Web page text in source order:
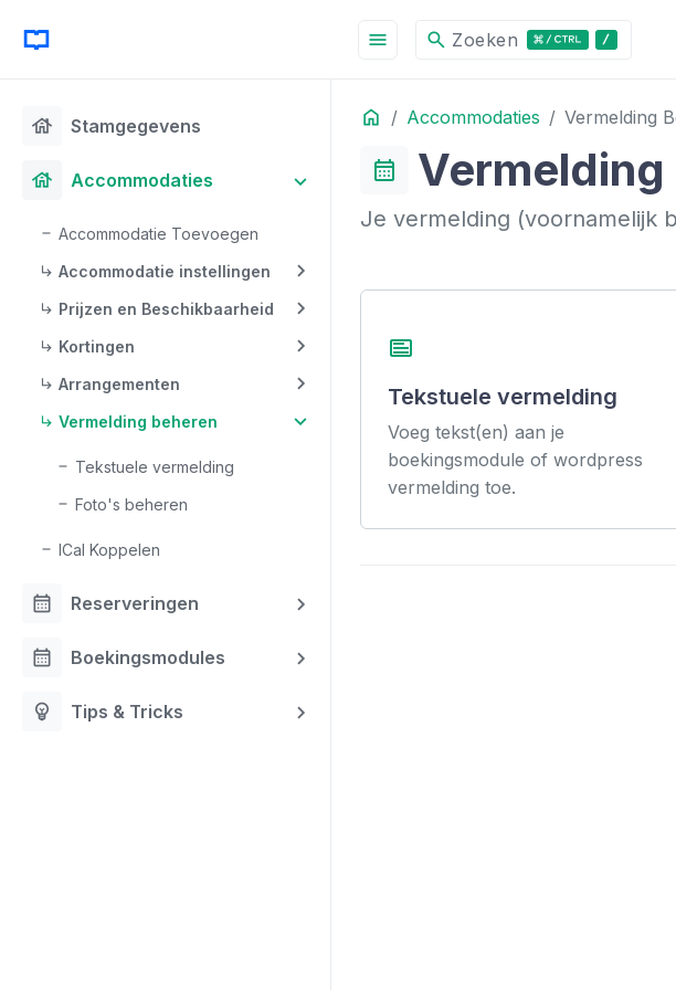
house Stamgegevens
house Accommodaties
Accommodatie Toevoegen
Accommodatie instellingen
Prijzen en Beschikbaarheid
Kortingen
Arrangementen
Vermelding beheren
Tekstuele vermelding
Foto's beheren
ICal Koppelen
calendar_month Reserveringen
calendar_month Boekingsmodules
emoji_objects Tips & Tricks
menu search Zoeken
Home Accommodaties Vermelding
OP DEZE PAGINA
calendar_month Vermelding
Je vermelding (voornamelijk
text_ad
Tekstuele vermelding
Voeg tekst(en) aan je
boekingsmodule of wordpress
vermelding toe.